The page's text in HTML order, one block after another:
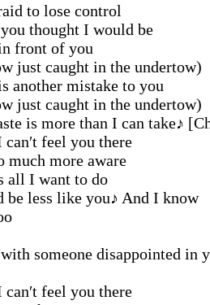
to lose control
thought I would be
front of you
just caught in the undertow)
another mistake to you
just caught in the undertow)
is more than I can take♪
can′t feel you there
much more aware
all I want to do
be less like you♪ And I know
someone disappointed in
can′t feel you there